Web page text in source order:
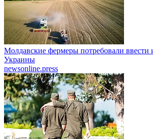
Молдавские фермеры потребовали ввести
Украины
newsonline.press